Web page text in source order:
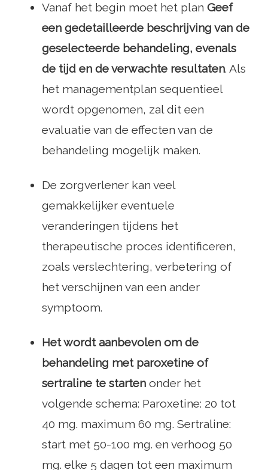
Vanaf het begin moet het plan Geef
een gedetailleerde beschrijving van de
geselecteerde behandeling, evenals
de tijd en de verwachte resultaten. Als
het managementplan sequentieel
wordt opgenomen, zal dit een
evaluatie van de effecten van de
behandeling mogelijk maken.
De zorgverlener kan veel
gemakkelijker eventuele
veranderingen tijdens het
therapeutische proces identificeren,
zoals verslechtering, verbetering of
het verschijnen van een ander
symptoom.
Het wordt aanbevolen om de
behandeling met paroxetine of
sertraline te starten onder het
volgende schema: Paroxetine: 20 tot
40 mg. maximum 60 mg. Sertraline:
start met 50-100 mg. en verhoog 50
mg. elke 5 dagen tot een maximum